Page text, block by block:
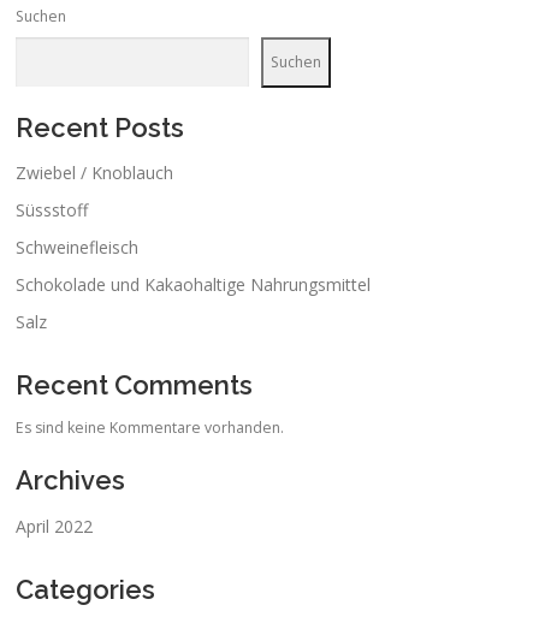
Suchen
Suchen
Recent Posts
Zwiebel / Knoblauch
Süssstoff
Schweinefleisch
Schokolade und Kakaohaltige Nahrungsmittel
Salz
Recent Comments
Es sind keine Kommentare vorhanden.
Archives
April 2022
Categories